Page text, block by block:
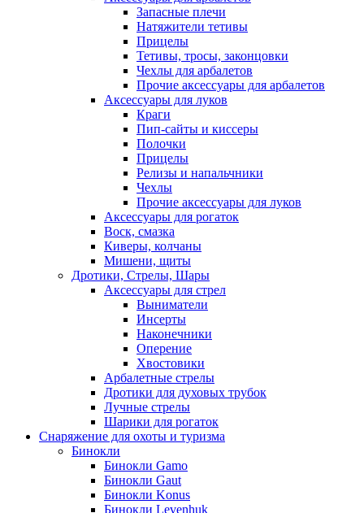
Запасные плечи
Натяжители тетивы
Прицелы
Тетивы, тросы, законцовки
Чехлы для арбалетов
Прочие аксессуары для арбалетов
Аксессуары для луков
Краги
Пип-сайты и киссеры
Полочки
Прицелы
Релизы и напальчники
Чехлы
Прочие аксессуары для луков
Аксессуары для рогаток
Воск, смазка
Киверы, колчаны
Мишени, щиты
Дротики, Стрелы, Шары
Аксессуары для стрел
Выниматели
Инсерты
Наконечники
Оперение
Хвостовики
Арбалетные стрелы
Дротики для духовых трубок
Лучные стрелы
Шарики для рогаток
Снаряжение для охоты и туризма
Бинокли
Бинокли Gamo
Бинокли Gaut
Бинокли Konus
Бинокли Levenhuk